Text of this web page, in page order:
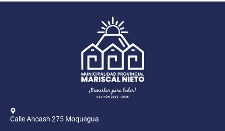
Calle Ancash 275 Moquegua